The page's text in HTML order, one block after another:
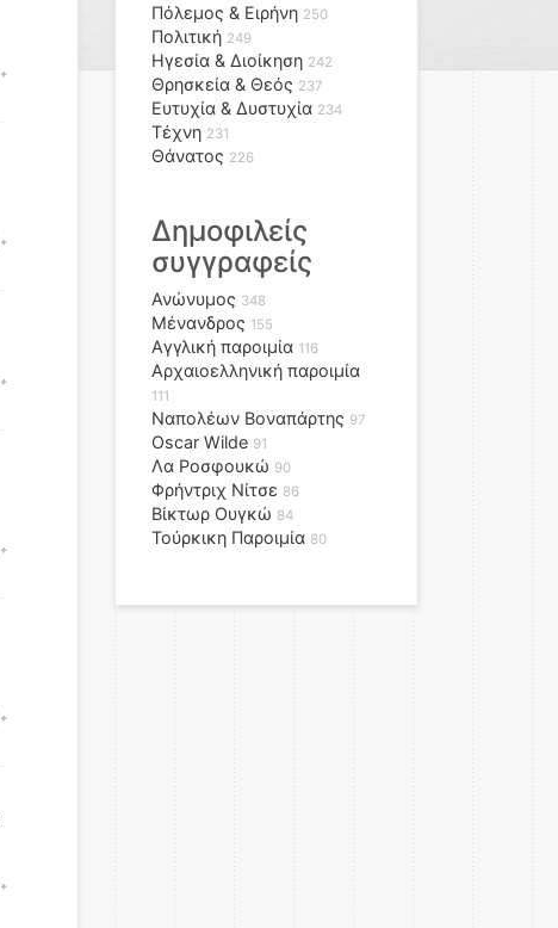
Πόλεμος & Ειρήνη 250
Πολιτική 249
Ηγεσία & Διοίκηση 242
Θρησκεία & Θεός 237
Ευτυχία & Δυστυχία 234
Τέχνη 231
Θάνατος 226
Δημοφιλείς
συγγραφείς
Ανώνυμος 348
Μένανδρος 155
Αγγλική παροιμία 116
Αρχαιοελληνική παροιμία
111
Ναπολέων Βοναπάρτης 97
Oscar Wilde 91
Λα Ροσφουκώ 90
Φρήντριχ Νίτσε 86
Βίκτωρ Ουγκώ 84
Τούρκικη Παροιμία 80